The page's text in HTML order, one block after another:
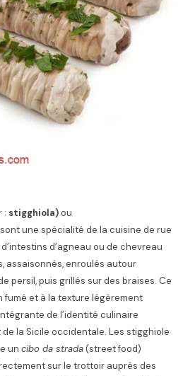
: stigghiola)ou
sont une spécialité de la cuisine de rue
d’agneau ou de chevreau
assaisonnés, enroulés autour
persil, puis grillés sur des braises. Ce
fumé et à la texture légèrement
de l’identité culinaire
de la Sicile occidentale. Les stigghiole
uncibo da strada(street food)
sur le trottoir auprès des